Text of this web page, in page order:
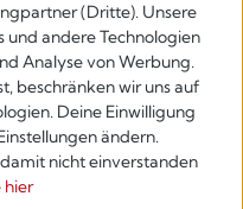
(Dritte). Unsere
und andere Technologien
Analyse von Werbung.
beschränken wir uns auf
Deine Einwilligung
ändern.
nicht einverstanden
hier